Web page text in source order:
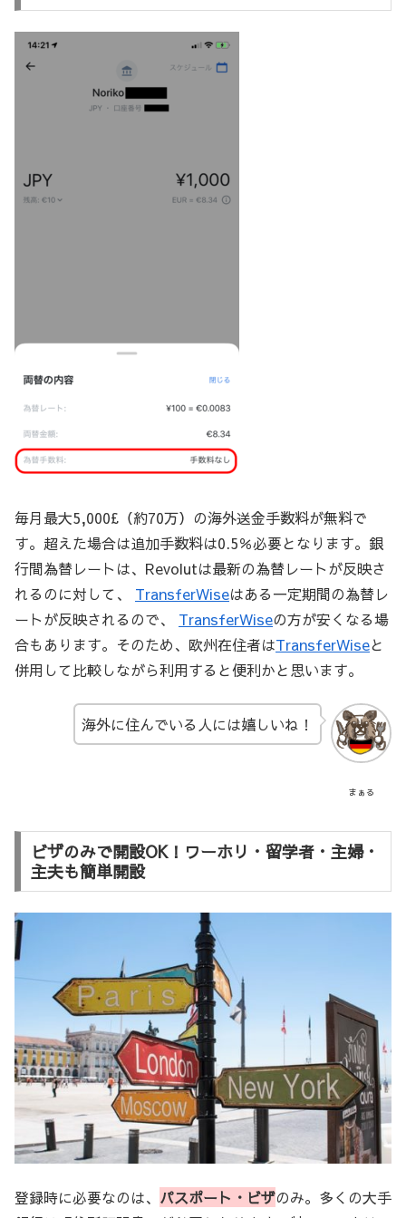
毎月最大5,000£（約70万）の海外送金手数料が無料で
す。超えた場合は追加手数料は0.5％必要となります。銀
行間為替レートは、Revolutは最新の為替レートが反映さ
れるのに対して、 TransferWiseはある一定期間の為替レ
ートが反映されるので、 TransferWiseの方が安くなる場
合もあります。そのため、欧州在住者はTransferWiseと
併用して比較しながら利用すると便利かと思います。
まぁる
海外に住んでいる人には嬉しいね！
ビザのみで開設OK！ワーホリ・留学者・主婦・
主夫も簡単開設
登録時に必要なのは、 パスポート・ビザのみ。多くの大手